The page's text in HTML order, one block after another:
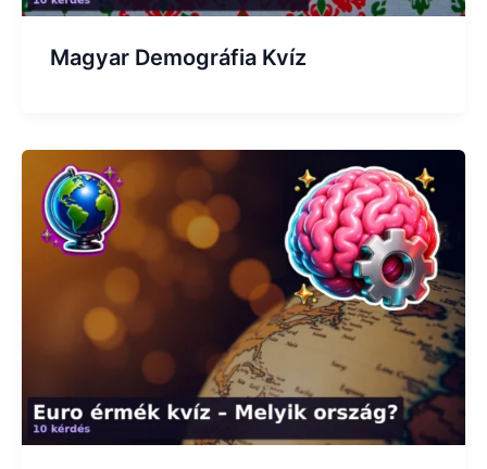
Magyar Demográfia Kvíz